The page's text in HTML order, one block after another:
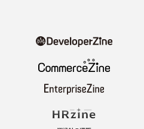
記事
BOOKS